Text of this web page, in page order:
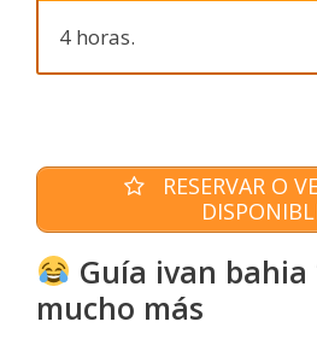
4 horas.
RESERVAR O
Guía ivan
mucho más